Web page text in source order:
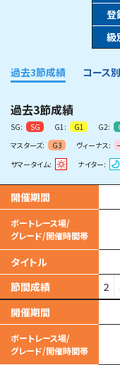
登
級
過去3節成績 コース
過去3節成績
SG: SG G1: G1 G2:
マスターズ:
G3 ヴィーナス:
サマータイム:
ナイター:
開催期間
ボートレース場/
グレード/開催時間帯
タイトル
節間成績
２
開催期間
ボートレース場/
グレード/開催時間帯